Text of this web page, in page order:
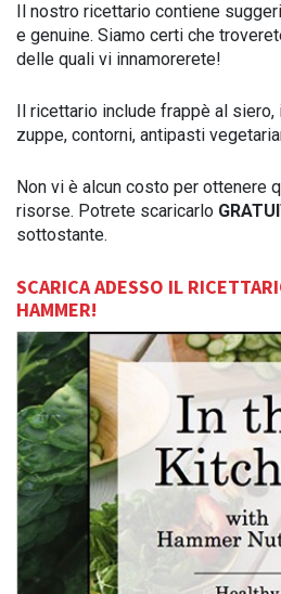
Il nostro ricettario contiene
e genuine. Siamo certi che
delle quali vi innamorerete!
Il ricettario include frappè al siero,
zuppe, contorni, antipasti
Non vi è alcun costo per ottenere
risorse. Potrete scaricarlo
sottostante.
SCARICA ADESSO IL
HAMMER!